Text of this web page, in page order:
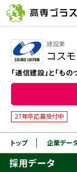
企業をさが
進学先をさ
インターン
高専
建設業
コス
「通信建設」と「も
27年卒応募受付中
トップ 企業デー
採用データ